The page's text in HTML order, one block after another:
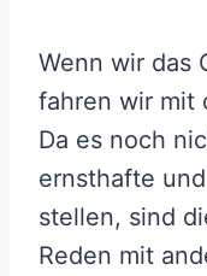
Wenn wir das
fahren wir mit
Da es noch
ernsthafte
stellen, sind
Reden mit